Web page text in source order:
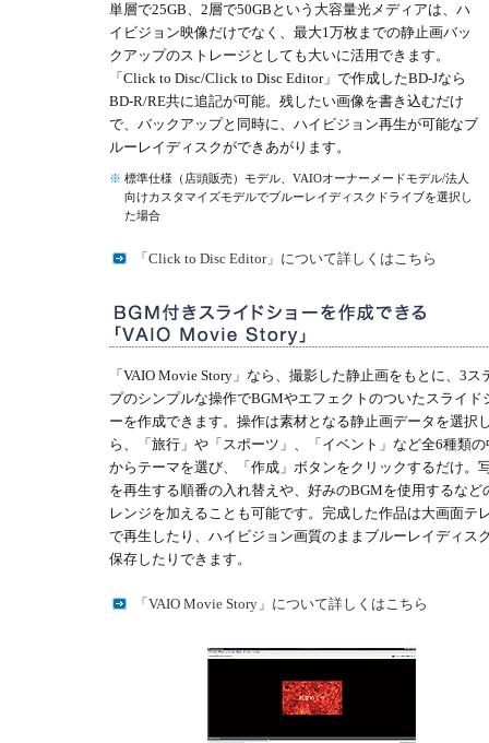
単層で25GB、2層で50GBという大容量光メディアは、ハ
イビジョン映像だけでなく、最大1万枚までの静止画バッ
クアップのストレージとしても大いに活用できます。
「Click to Disc/Click to Disc Editor」で作成したBD-Jなら
BD-R/RE共に追記が可能。残したい画像を書き込むだけ
で、バックアップと同時に、ハイビジョン再生が可能なブ
ルーレイディスクができあがります。
※ 標準仕様（店頭販売）モデル、VAIOオーナーメードモデル/法人
向けカスタマイズモデルでブルーレイディスクドライブを選択し
た場合
「Click to Disc Editor」について詳しくはこちら
「VAIO Movie Story」なら、撮影した静止画をもとに、3ス
プのシンプルな操作でBGMやエフェクトのついたスライド
ーを作成できます。操作は素材となる静止画データを選択
ら、「旅行」や「スポーツ」、「イベント」など全6種類の
からテーマを選び、「作成」ボタンをクリックするだけ。
を再生する順番の入れ替えや、好みのBGMを使用するなど
レンジを加えることも可能です。完成した作品は大画面テ
で再生したり、ハイビジョン画質のままブルーレイディス
保存したりできます。
「VAIO Movie Story」について詳しくはこちら